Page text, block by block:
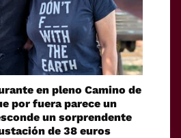
en pleno Camino de
por fuera parece un
un sorprendente
de 38 euros